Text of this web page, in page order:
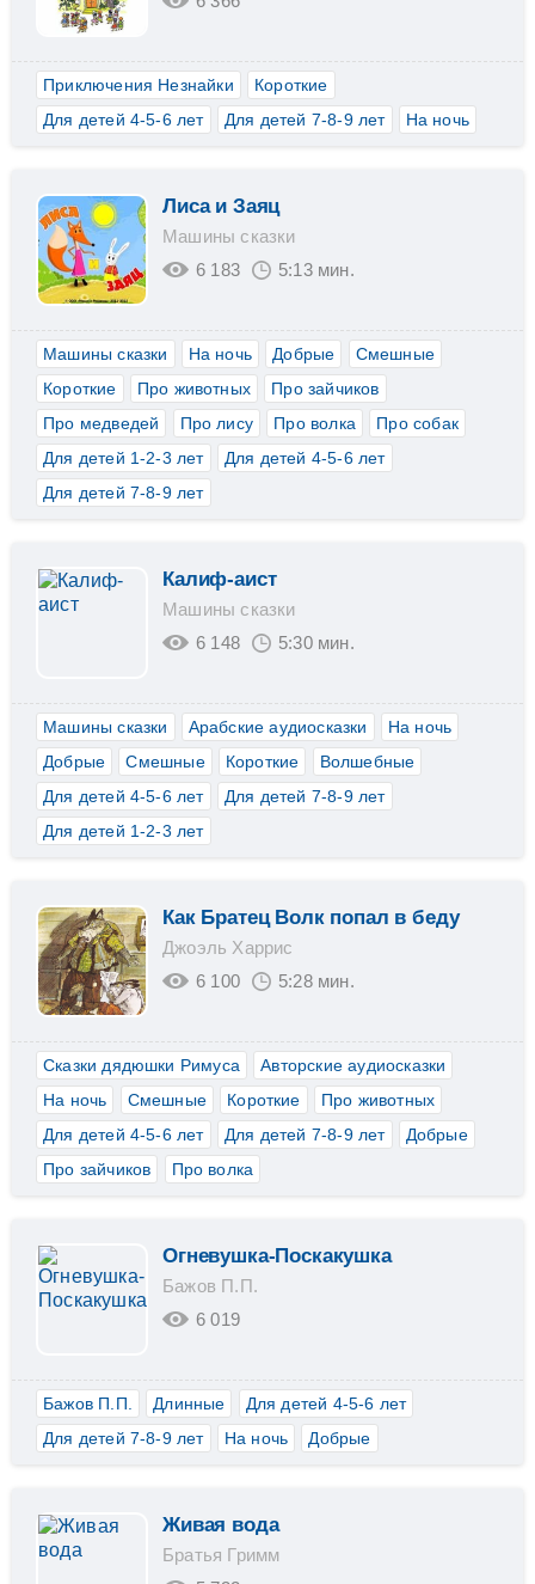
Приключения Незнайки
Короткие
Для детей 4-5-6 лет
Для детей 7-8-9 лет На ночь
Лиса и Заяц
Машины сказки
6 183
5:13 мин.
Машины сказки На ночь Добрые
Смешные
Короткие
Про животных
Про зайчиков
Про медведей
Про лису Про волка
Про собак
Для детей 1-2-3 лет
Для детей 4-5-6 лет
Для детей 7-8-9 лет
Калиф-аист
Машины сказки
6 148
5:30 мин.
Машины сказки Арабские аудиосказки
На ночь
Добрые
Смешные Короткие
Волшебные
Для детей 4-5-6 лет
Для детей 7-8-9 лет
Для детей 1-2-3 лет
Как Братец Волк попал в беду
Джоэль Харрис
6 100
5:28 мин.
Сказки дядюшки Римуса
Авторские аудиосказки
На ночь
Смешные Короткие
Про животных
Для детей 4-5-6 лет
Для детей 7-8-9 лет
Добрые
Про зайчиков
Про волка
Огневушка-Поскакушка
Бажов П.П.
6 019
Бажов П.П. Длинные
Для детей 4-5-6 лет
Для детей 7-8-9 лет
На ночь Добрые
Живая вода
Братья Гримм